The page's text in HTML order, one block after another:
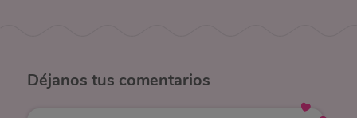
Déjanos tus comentarios